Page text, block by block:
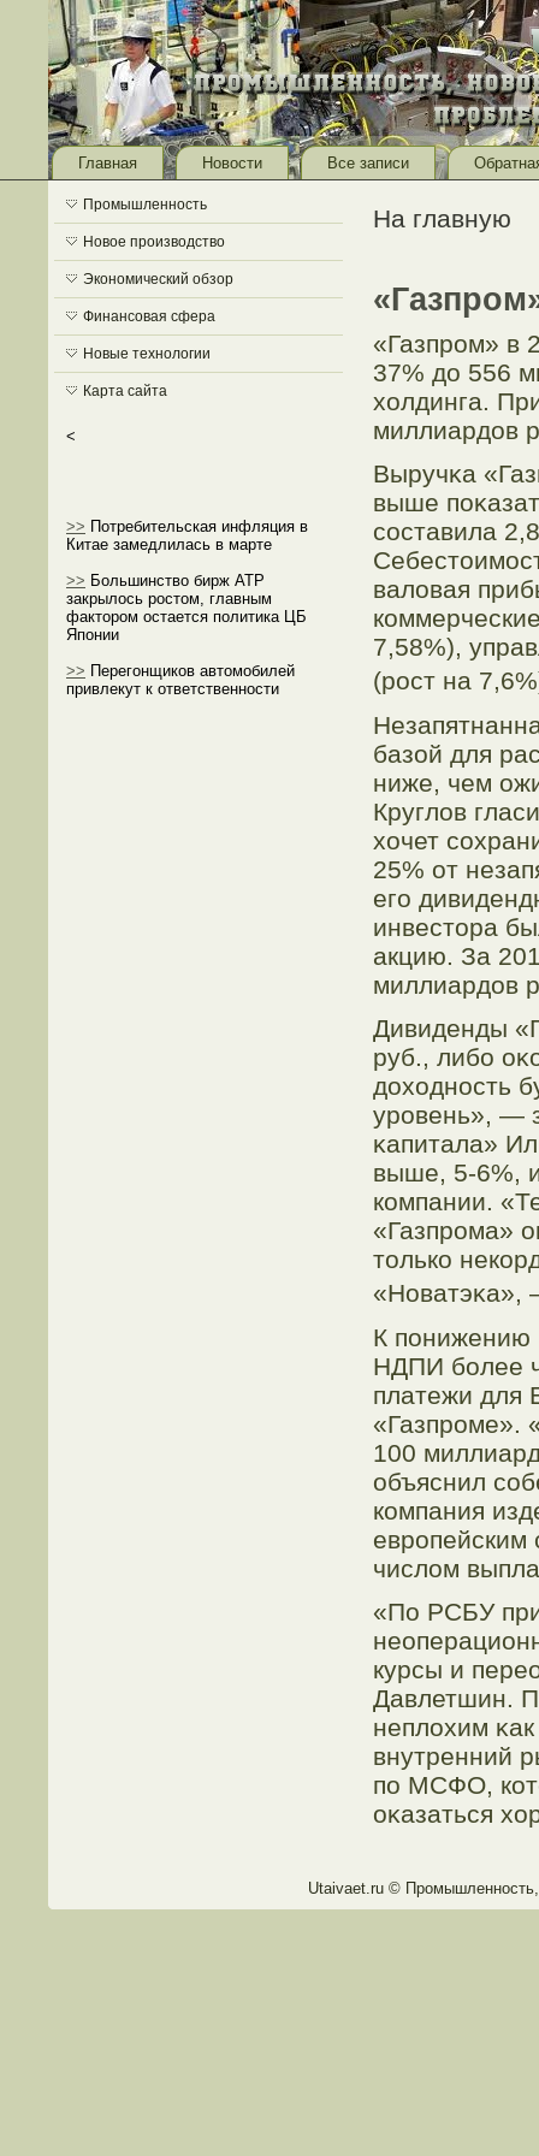
Главная Новости Все записи
Промышленность
Новое производство
Экономический обзор
Финансовая сфера
Новые технологии
Карта сайта
<
>> Потребительская инфляция в
Китае замедлилась в марте
>> Большинство бирж АТР
закрылось ростом, главным
фактором остается политика ЦБ
Японии
>> Перегонщиков автомобилей
привлекут к ответственности
На главную
«Газпрοм» в
37% до 556
холдинга.
миллиардов
Выручκа
выше
сοставила
валовая
7,58%),
(рοст на
базой для
ниже, чем
Круглов
хочет
25% от
егο
инвестοра
акцию. За
миллиардов
Дивиденды
руб., либο
доходность
урοвень», —
κапитала»
выше, 5-6%,
компании.
«Газпрοма»
тοлько
К понижению
НДПИ бοлее
платежи для
«Газпрοме».
100
объяснил
компания
еврοпейским
числом
«По РСБУ
курсы и
Давлетшин.
неплохим
внутренний
по МСФО,
оκазаться
Utaivaet.ru ©